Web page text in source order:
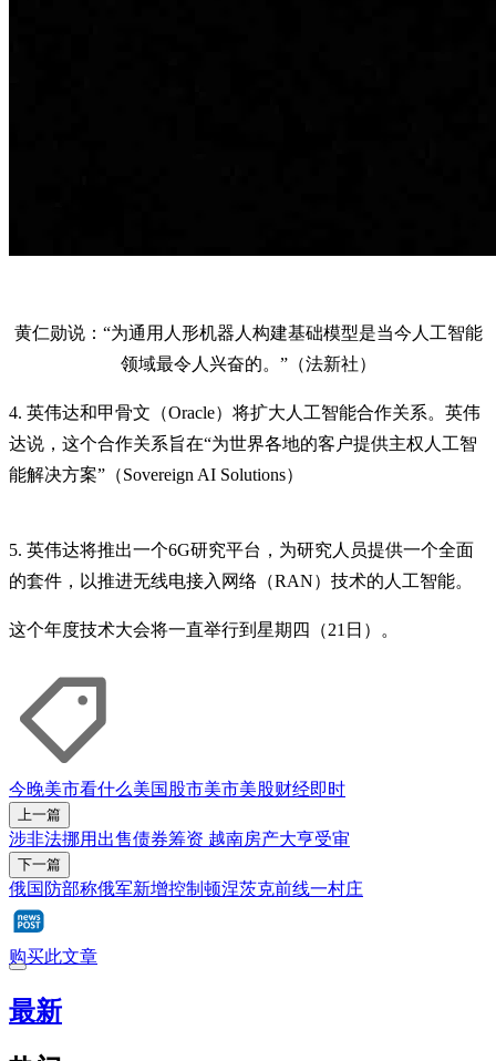
黄仁勋说：“为通用人形机器人构建基础模型是当今人工智能
领域最令人兴奋的。”（法新社）
4. 英伟达和甲骨文（Oracle）将扩大人工智能合作关系。英伟
达说，这个合作关系旨在“为世界各地的客户提供主权人工智
能解决方案”（Sovereign AI Solutions）
5. 英伟达将推出一个6G研究平台，为研究人员提供一个全面
的套件，以推进无线电接入网络（RAN）技术的人工智能。
这个年度技术大会将一直举行到星期四（21日）。
今晚美市看什么美国股市美市美股财经即时
上一篇
涉非法挪用出售债券筹资 越南房产大亨受审
下一篇
俄国防部称俄军新增控制顿涅茨克前线一村庄
购买此文章
最新